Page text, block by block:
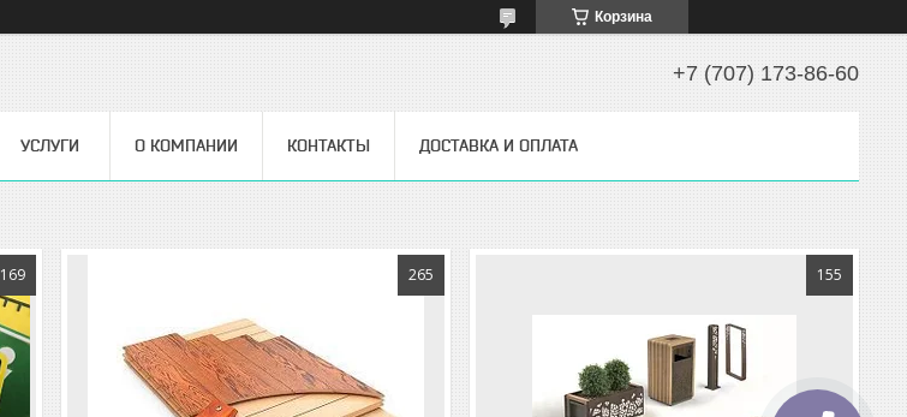
Корзина
+7 (707) 173-86-60
УСЛУГИ О КОМПАНИИ КОНТАКТЫ ДОСТАВКА И ОПЛАТА
169 265 155